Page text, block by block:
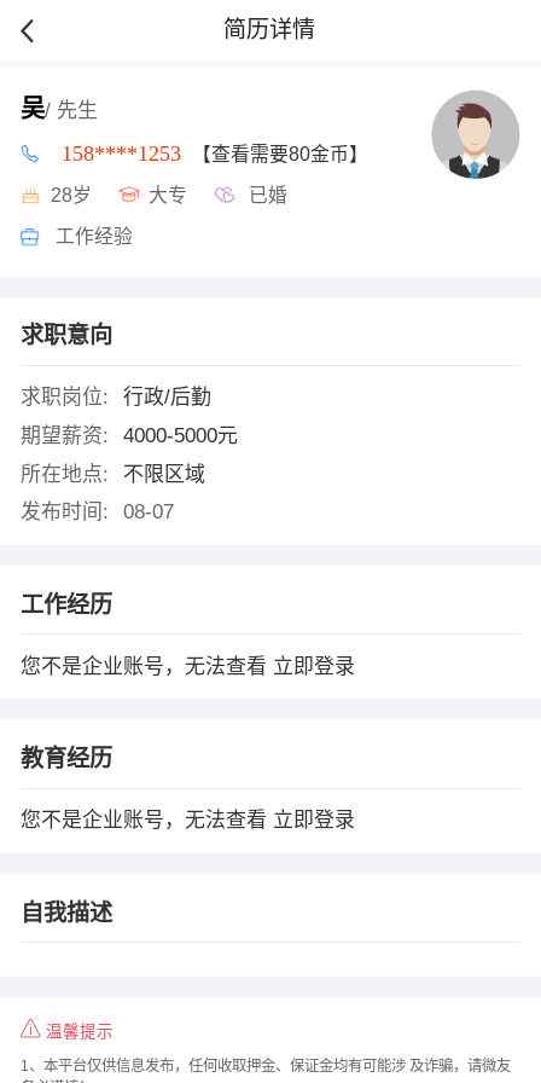
简历详情
吴/ 先生
158****1253 【查看需要80金币】
28岁 大专 已婚
工作经验
求职意向
求职岗位:
行政/后勤
期望薪资:
4000-5000元
所在地点:
不限区域
发布时间:
08-07
工作经历
您不是企业账号，无法查看 立即登录
教育经历
您不是企业账号，无法查看 立即登录
自我描述
温馨提示
1、本平台仅供信息发布，任何收取押金、保证金均有可能涉 及诈骗，请微友